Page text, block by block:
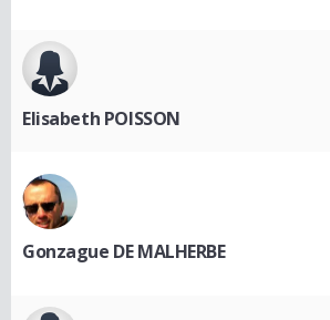
Elisabeth POISSON
Gonzague DE MALHERBE